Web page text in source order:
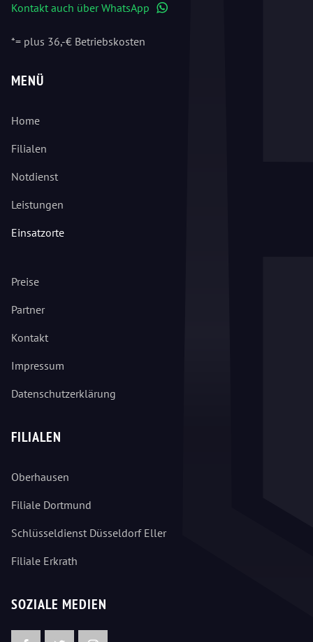
Kontakt auch über WhatsApp
*= plus 36,-€ Betriebskosten
MENÜ
Home
Filialen
Notdienst
Leistungen
Einsatzorte
Preise
Partner
Kontakt
Impressum
Datenschutzerklärung
FILIALEN
Oberhausen
Filiale Dortmund
Schlüsseldienst Düsseldorf Eller
Filiale Erkrath
SOZIALE MEDIEN